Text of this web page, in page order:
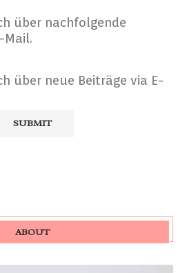
über nachfolgende
Mail.
über neue Beiträge via E-
ABOUT